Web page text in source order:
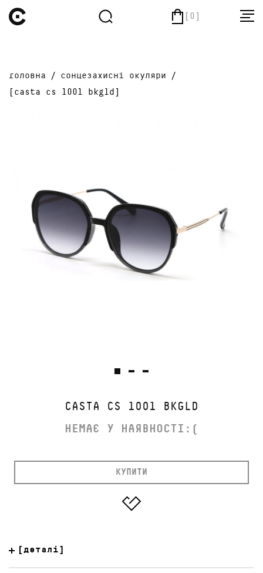
[0]
головна / cонцезахисні окуляри
/
[casta cs 1001 bkgld]
CASTA CS 1001 BKGLD
НЕМАЄ У НАЯВНОСТІ:(
КУПИТИ
[деталі]